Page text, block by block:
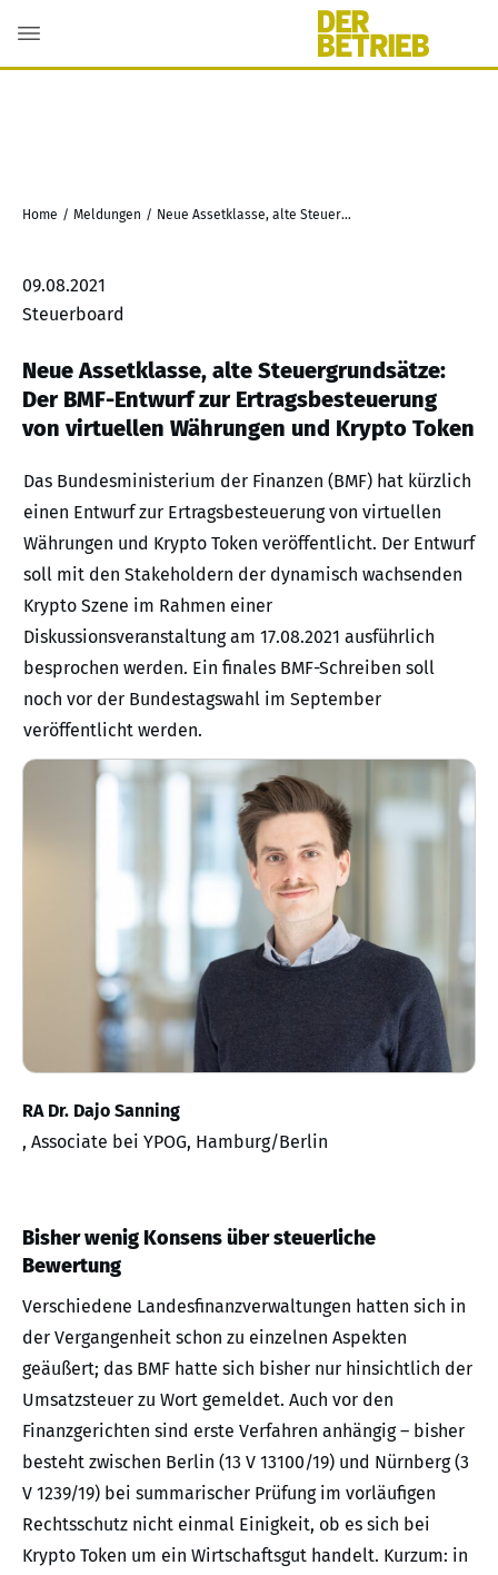
Home / Meldungen / Neue Assetklasse, alte Steuergrundsätze: Der BMF-Entwurf zur Ertragsbesteuerung von virtuellen Währungen und Krypto Token
09.08.2021
Steuerboard
Neue Assetklasse, alte Steuergrundsätze:
Der BMF-Entwurf zur Ertragsbesteuerung
von virtuellen Währungen und Krypto Token
Das Bundesministerium der Finanzen (BMF) hat kürzlich
einen Entwurf zur Ertragsbesteuerung von virtuellen
Währungen und Krypto Token veröffentlicht. Der Entwurf
soll mit den Stakeholdern der dynamisch wachsenden
Krypto Szene im Rahmen einer
Diskussionsveranstaltung am 17.08.2021 ausführlich
besprochen werden. Ein finales BMF-Schreiben soll
noch vor der Bundestagswahl im September
veröffentlicht werden.
RA Dr. Dajo Sanning
, Associate bei YPOG, Hamburg/Berlin
Bisher wenig Konsens über steuerliche
Bewertung
Verschiedene Landesfinanzverwaltungen hatten sich in
der Vergangenheit schon zu einzelnen Aspekten
geäußert; das BMF hatte sich bisher nur hinsichtlich der
Umsatzsteuer zu Wort gemeldet. Auch vor den
Finanzgerichten sind erste Verfahren anhängig – bisher
besteht zwischen Berlin (13 V 13100/19) und Nürnberg (3
V 1239/19) bei summarischer Prüfung im vorläufigen
Rechtsschutz nicht einmal Einigkeit, ob es sich bei
Krypto Token um ein Wirtschaftsgut handelt. Kurzum: in